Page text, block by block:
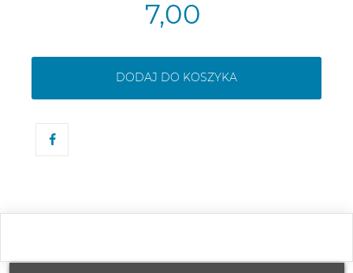
7,00
DODAJ DO KOSZYKA